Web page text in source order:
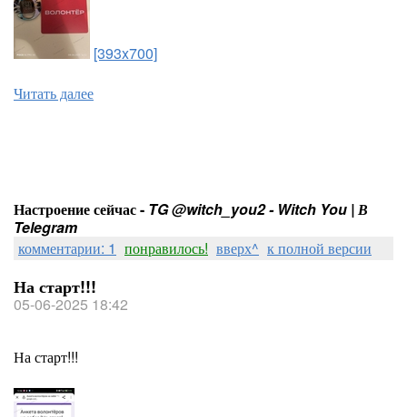
[393x700]
Читать далее
Настроение сейчас - TG @witch_you2 - Witch You | В
Telegram
комментарии: 1 понравилось! вверх^ к полной версии
На старт!!!
05-06-2025 18:42
На старт!!!